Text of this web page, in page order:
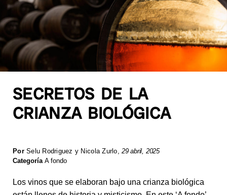
SECRETOS DE LA
CRIANZA BIOLÓGICA
PorSelu Rodriguez y Nicola Zurlo ,29 abril, 2025
Categoría A fondo
Los vinos que se elaboran bajo una crianza biológica